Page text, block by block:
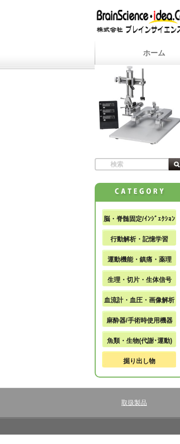
ホーム
脳・脊髄固定/ｲﾝｼﾞｪｸｼｮﾝ
行動解析・記憶学習
運動機能・鎮痛・薬理
生理・切片・生体信号
血流計・血圧・画像解析
麻酔器/手術時使用機器
魚類・生物(代謝･運動)
掘り出し物
取扱製品